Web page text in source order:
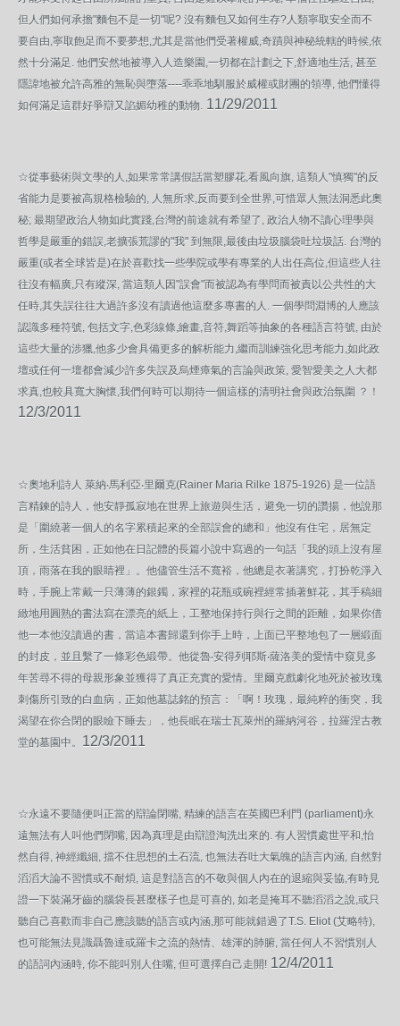
但人們如何承擔"麵包不是一切"呢? 沒有麵包又如何生存?人類寧取安全而不
要自由,寧取飽足而不要夢想,尤其是當他們受著權威,奇蹟與神秘統轄的時候,依
然十分滿足. 他們安然地被導入人造樂園,一切都在計劃之下,舒適地生活, 甚至
隱諱地被允許高雅的無恥與墮落----乖乖地馴服於威權或財團的領導, 他們懂得
如何滿足這群好爭辯又諂媚幼稚的動物. 11/29/2011
☆從事藝術與文學的人,如果常常講假話當塑膠花,看風向旗, 這類人"慎獨"的反
省能力是要被高規格檢驗的, 人無所求,反而要到全世界,可惜眾人無法洞悉此奧
秘; 最期望政治人物如此實踐,台灣的前途就有希望了, 政治人物不讀心理學與
哲學是嚴重的錯誤,老擴張荒謬的"我" 到無限,最後由垃圾腦袋吐垃圾話. 台灣的
嚴重(或者全球皆是)在於喜歡找一些學院或學有專業的人出任高位,但這些人往
往沒有幅廣,只有縱深, 當這類人因"誤會"而被認為有學問而被責以公共性的大
任時,其失誤往往大過許多沒有讀過他這麼多專書的人. 一個學問淵博的人應該
認識多種符號, 包括文字,色彩線條,繪畫,音符,舞蹈等抽象的各種語言符號, 由於
這些大量的涉獵,他多少會具備更多的解析能力,繼而訓練強化思考能力,如此政
壇或任何一壇都會減少許多失誤及烏煙瘴氣的言論與政策, 愛智愛美之人大都
求真,也較具寬大胸懷,我們何時可以期待一個這樣的清明社會與政治氛圍 ？！
12/3/2011
☆奧地利詩人 萊納‧馬利亞‧里爾克(Rainer Maria Rilke 1875-1926) 是一位語
言精鍊的詩人，他安靜孤寂地在世界上旅遊與生活，避免一切的讚揚，他說那
是「圍繞著一個人的名字累積起來的全部誤會的總和」他沒有住宅，居無定
所，生活貧困，正如他在日記體的長篇小說中寫過的一句話「我的頭上沒有屋
頂，雨落在我的眼睛裡」。他儘管生活不寬裕，他總是衣著講究，打扮乾淨入
時，手腕上常戴一只薄薄的銀鐲，家裡的花瓶或碗裡經常插著鮮花，其手稿細
緻地用圓熟的書法寫在漂亮的紙上，工整地保持行與行之間的距離，如果你借
他一本他沒讀過的書，當這本書歸還到你手上時，上面已平整地包了一層緞面
的封皮，並且繫了一條彩色緞帶。他從魯‧安得列耶斯‧薩洛美的愛情中窺見多
年苦尋不得的母親形象並獲得了真正充實的愛情。里爾克戲劇化地死於被玫瑰
刺傷所引致的白血病，正如他墓誌銘的預言：「啊！玫瑰，最純粹的衝突，我
渴望在你合閉的眼瞼下睡去」，他長眠在瑞士瓦萊州的羅納河谷，拉羅涅古教
堂的墓園中。 12/3/2011
☆永遠不要隨便叫正當的辯論閉嘴, 精練的語言在英國巴利門 (parliament)永
遠無法有人叫他們閉嘴, 因為真理是由辯證淘洗出來的. 有人習慣處世平和,怡
然自得, 神經纖細, 擋不住思想的土石流, 也無法吞吐大氣魄的語言內涵, 自然對
滔滔大論不習慣或不耐煩, 這是對語言的不敬與個人內在的退縮與妥協,有時見
證一下裝滿牙齒的腦袋長甚麼樣子也是可喜的, 如老是掩耳不聽滔滔之說,或只
聽自己喜歡而非自己應該聽的語言或內涵,那可能就錯過了T.S. Eliot (艾略特),
也可能無法見識聶魯達或羅卡之流的熱情、雄渾的肺腑, 當任何人不習慣別人
的語詞內涵時, 你不能叫別人住嘴, 但可選擇自己走開! 12/4/2011